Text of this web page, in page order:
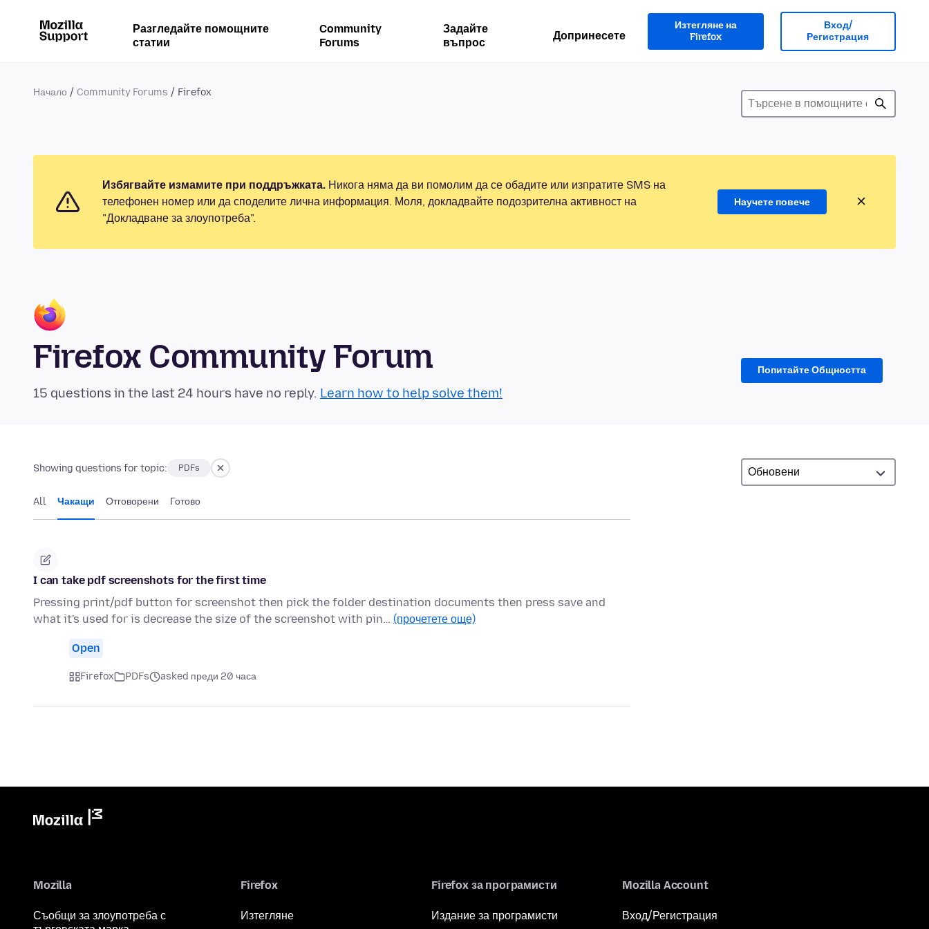
Разгледайте помощните
статии
Community
Forums
Задайте
въпрос
Допринесете
Изтегляне на
Firefox
Вход/
Регистрация
Начало Community Forums Firefox
Избягвайте измамите при поддръжката. Никога няма да ви помолим да се обадите или изпратите SMS на
телефонен номер или да споделите лична информация. Моля, докладвайте подозрителна активност на
"Докладване за злоупотреба".
Научете повече
Firefox Community Forum
15 questions in the last 24 hours have no reply. Learn how to help solve them!
Попитайте Общността
Showing questions for topic: PDFs
All Чакащи Отговорени Готово
I can take pdf screenshots for the first time
Pressing print/pdf button for screenshot then pick the folder destination documents then press save and
what it's used for is decrease the size of the screenshot with pin… (прочетете още)
Open
Firefox PDFs asked преди 20 часа
Mozilla
Съобщи за злоупотреба с
Firefox
Изтегляне
Firefox за програмисти
Издание за програмисти
Mozilla Account
Вход/Регистрация